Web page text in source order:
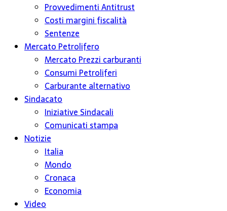
Provvedimenti Antitrust
Costi margini fiscalità
Sentenze
Mercato Petrolifero
Mercato Prezzi carburanti
Consumi Petroliferi
Carburante alternativo
Sindacato
Iniziative Sindacali
Comunicati stampa
Notizie
Italia
Mondo
Cronaca
Economia
Video